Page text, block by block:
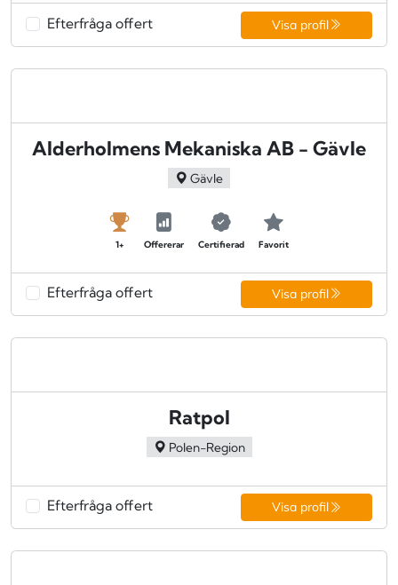
Efterfråga offert Visa profil
Alderholmens Mekaniska AB - Gävle
Gävle
1+ Offererar Certifierad Favorit
Efterfråga offert Visa profil
Ratpol
Polen-Region
Efterfråga offert Visa profil